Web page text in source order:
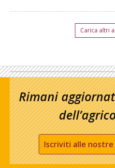
Carica altri
Rimani
Iscriviti alle